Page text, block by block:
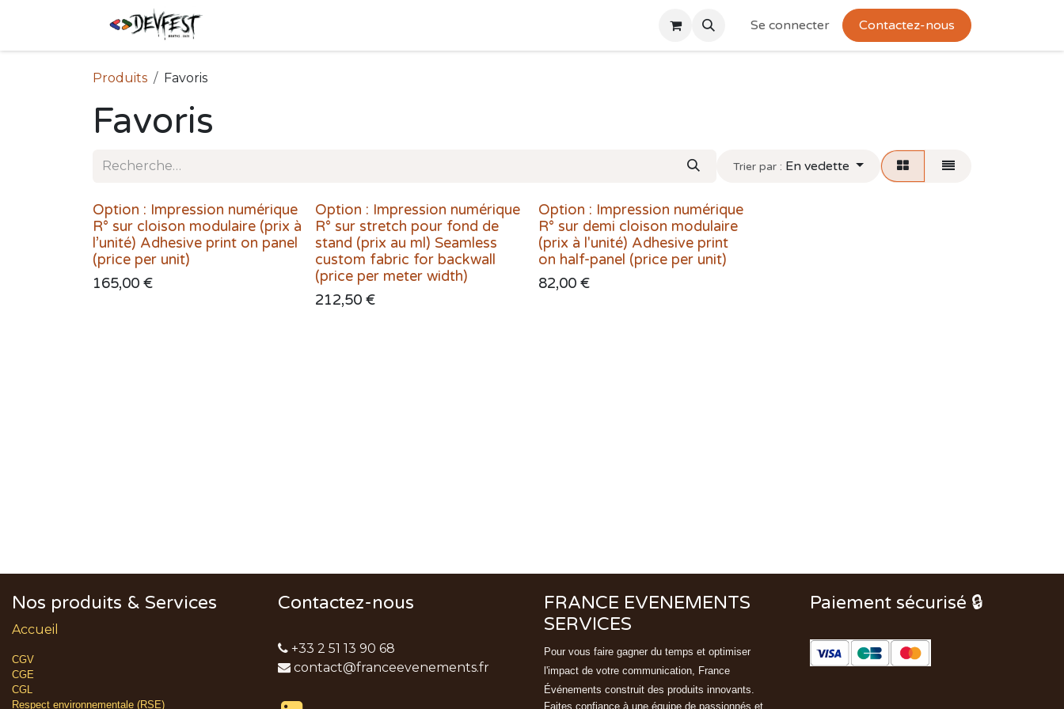
Se connecter Contactez-nous
Produits Favoris
Favoris
Trier par : En vedette
Option : Impression numérique
R° sur cloison modulaire (prix à
l’unité) Adhesive print on panel
(price per unit)
165,00 €
Option : Impression numérique
R° sur stretch pour fond de
stand (prix au ml) Seamless
custom fabric for backwall
(price per meter width)
212,50 €
Option : Impression numérique
R° sur demi cloison modulaire
(prix à l'unité) Adhesive print
on half-panel (price per unit)
82,00€
Nos produits & Services
Accueil
CGV
CGE
CGL
Respect environnementale (RSE)
Contactez-nous
+33 2 51 13 90 68
contact@franceevenements.fr
FRANCE EVENEMENTS
SERVICES
Pour vous faire gagner du temps et optimiser
l'impact de votre communication, France
Événements construit des produits innovants.
Faites confiance à une équipe de passionnés et
Paiement sécurisé 🔒